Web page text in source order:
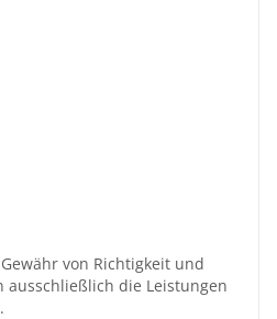
von Richtigkeit und
ausschließlich die Leistungen